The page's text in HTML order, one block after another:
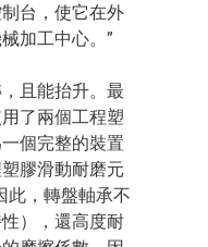
台，使它在外
加工中心。”
且能抬升。最
了兩個工程塑
個完整的裝置
膠滑動耐磨元
，轉盤軸承不
），還高度耐